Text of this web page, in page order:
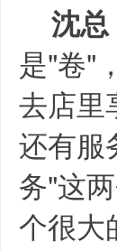
沈总
是"卷"
去店里
还有服
务"这
个很大